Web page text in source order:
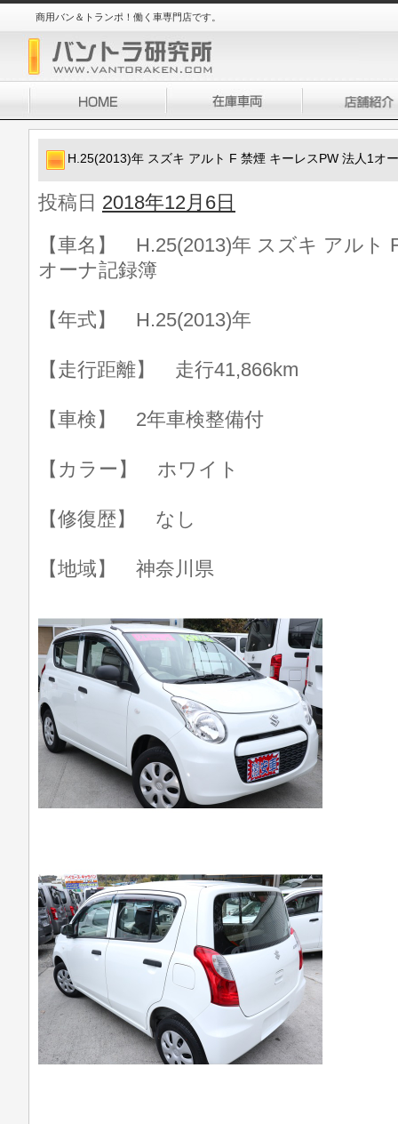
商用バン＆トランポ！働く車専門店です。
H.25(2013)年 スズキ アルト F 禁煙 キーレスPW 法人1オ
投稿日 2018年12月6日
【車名】 H.25(2013)年 スズキ アルト
オーナ記録簿
【年式】 H.25(2013)年
【走行距離】 走行41,866km
【車検】 2年車検整備付
【カラー】 ホワイト
【修復歴】 なし
【地域】 神奈川県